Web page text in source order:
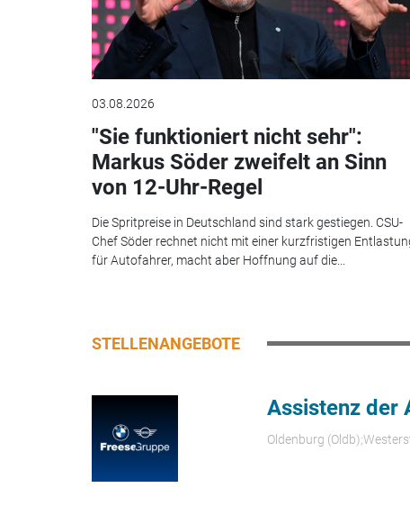
03.08.2026
"Sie funktioniert nicht sehr":
Markus Söder zweifelt an Sinn
von 12-Uhr-Regel
Die Spritpreise in Deutschland sind stark gestiegen. CSU-
Chef Söder rechnet nicht mit einer kurzfristigen
für Autofahrer, macht aber Hoffnung auf die...
STELLENANGEBOTE
Assistenz der
Oldenburg